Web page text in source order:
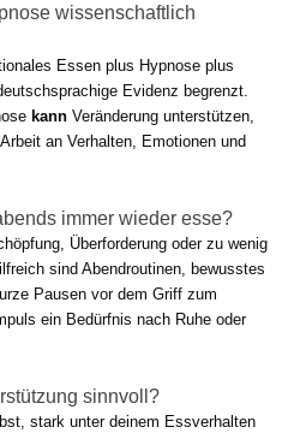
wissenschaftlich
Essen plus Hypnose plus
Evidenz begrenzt.
kann Veränderung unterstützen,
an Verhalten, Emotionen und
immer wieder esse?
Überforderung oder zu wenig
sind Abendroutinen, bewusstes
Pausen vor dem Griff zum
ein Bedürfnis nach Ruhe oder
sinnvoll?
stark unter deinem Essverhalten